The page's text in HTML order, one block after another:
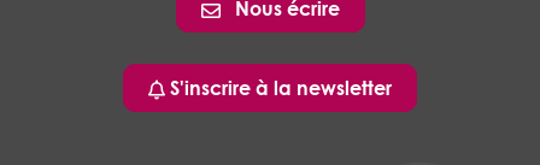
Nous écrire
S'inscrire à la newsletter